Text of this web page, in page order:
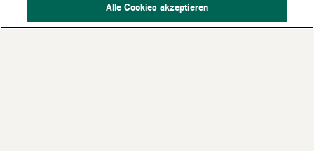
Alle Cookies akzeptieren